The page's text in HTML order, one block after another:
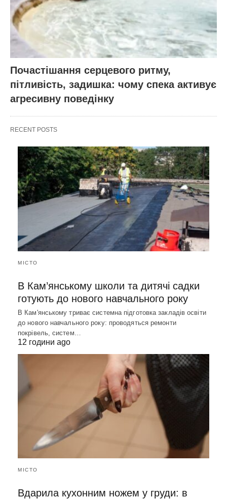
Почастішання серцевого ритму,
пітливість, задишка: чому спека активує
агресивну поведінку
RECENT POSTS
МІСТО
В Кам’янському школи та дитячі садки
готують до нового навчального року
В Кам'янському триває системна підготовка закладів освіти
до нового навчального року: проводяться ремонти
покрівель, систем…
12 години ago
МІСТО
Вдарила кухонним ножем у груди: в